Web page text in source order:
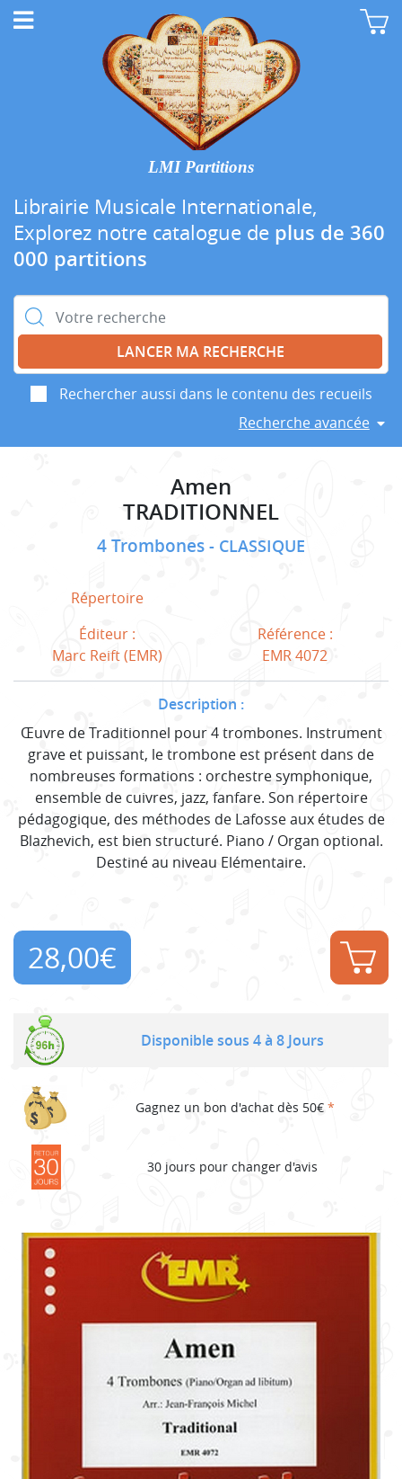
LMI Partitions
Librairie Musicale Internationale,
Explorez notre catalogue de plus de 360
000 partitions
Rechercher :
Rechercher aussi dans le contenu des recueils
Recherche avancée
Amen
TRADITIONNEL
4 Trombones CLASSIQUE
Répertoire
Éditeur :
Marc Reift (EMR)
Référence :
EMR 4072
Description :
Œuvre de Traditionnel pour 4 trombones. Instrument
grave et puissant, le trombone est présent dans de
nombreuses formations : orchestre symphonique,
ensemble de cuivres, jazz, fanfare. Son répertoire
pédagogique, des méthodes de Lafosse aux études de
Blazhevich, est bien structuré. Piano / Organ optional.
Destiné au niveau Elémentaire.
28,00€
Disponible sous 4 à 8 Jours
Gagnez un bon d'achat dès 50€ *
30 jours pour changer d'avis